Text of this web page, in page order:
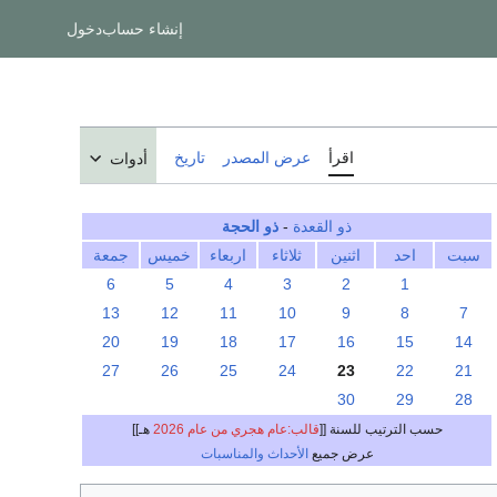
إنشاء حسابدخول
اقرأ عرض المصدر تاريخ أدوات
ذو القعدة - ذو الحجة
سبت
احد اثنين ثلاثاء اربعاء خميس
جمعة
1
2
3
4
5
6
7
8
9
10
11
12
13
14
15
16
17
18
19
20
21
22
23
24
25
26
27
28
29
30
حسب الترتيب للسنة [[قالب:عام هجري من عام 2026
هـ]]
عرض جميعالأحداث والمناسبات